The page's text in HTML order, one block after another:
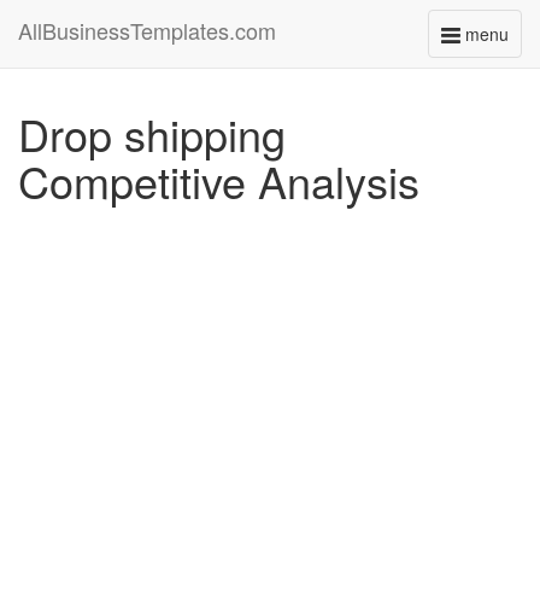
menu
Toggle
AllBusinessTemplates.com
Drop shipping
Competitive Analysis